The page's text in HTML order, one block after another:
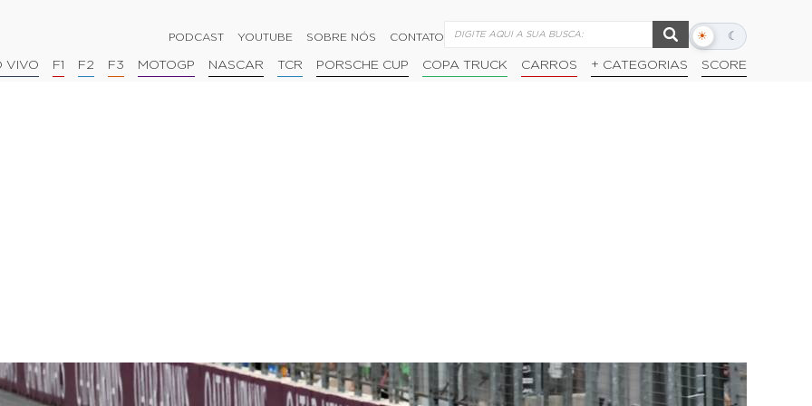
PODCAST YOUTUBE SOBRE NÓS CONTATO ☀ ☾
Alternar
escuro
VIVO F1 F2 F3 MOTOGP NASCAR TCR PORSCHE CUP COPA TRUCK CARROS + CATEGORIAS SCORE